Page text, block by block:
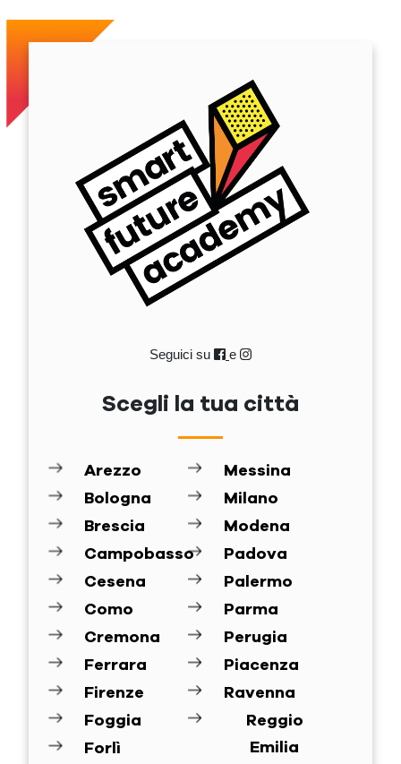
Seguici su e
Scegli la tua città
Arezzo
Bologna
Brescia
Campobasso
Cesena
Como
Cremona
Ferrara
Firenze
Foggia
Forlì
Messina
Milano
Modena
Padova
Palermo
Parma
Perugia
Piacenza
Ravenna
Reggio
Emilia